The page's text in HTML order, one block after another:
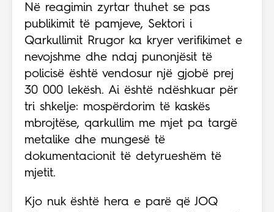
Në reagimin zyrtar thuhet se pas
publikimit të pamjeve, Sektori i
Qarkullimit Rrugor ka kryer verifikimet e
nevojshme dhe ndaj punonjësit të
policisë është vendosur një gjobë prej
30 000 lekësh. Ai është ndëshkuar për
tri shkelje: mospërdorim të kaskës
mbrojtëse, qarkullim me mjet pa targë
metalike dhe mungesë të
dokumentacionit të detyrueshëm të
mjetit.
Kjo nuk është hera e parë që JOQ